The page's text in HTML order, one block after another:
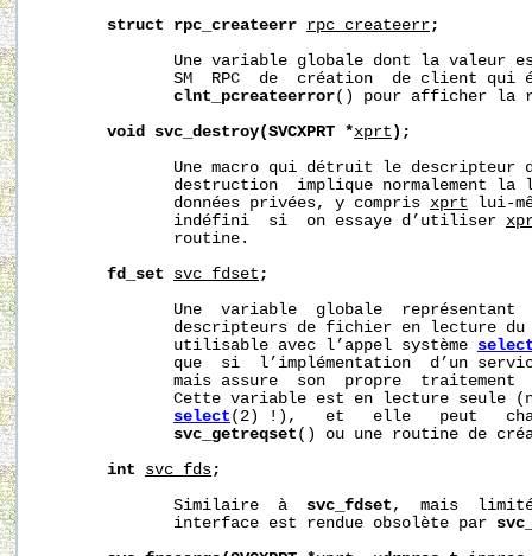
struct
rpc_createerr rpc_createerr ;
Une variable globale dont la valeur
SM  RPC  de  création  de client qui
clnt_pcreateerror() pour afficher la
void
svc_destroy(SVCXPRT *xprt );
Une macro qui détruit le
destruction  implique normalement la
              données privées, y compris
xprt lui-
              indéfini  si  on essaye d’utiliser
              routine.
fd_set
svc_fdset ;
Une  variable  globale  représentant
descripteurs de fichier en lecture
              utilisable avec l’appel système
que  si  l’implémentation  d’un
mais assure  son  propre  traitement
Cette variable est en lecture seule
select (2) !),   et   elle   peut
svc_getreqset () ou une routine de
int
svc_fds ;
              Similaire  à
svc_fdset ,  mais
              interface est rendue obsolète par